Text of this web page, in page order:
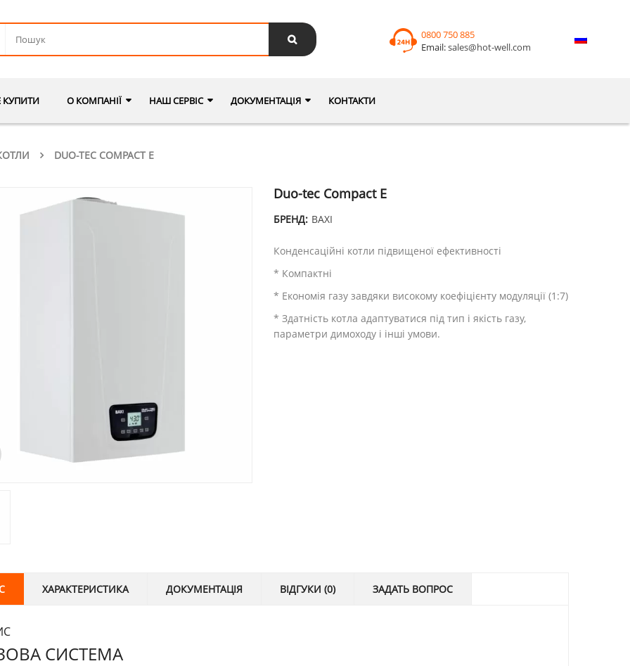
0800 750 885
Email:sales@hot-well.com
КУПИТИ О КОМПАНІЇ НАШ СЕРВІС ДОКУМЕНТАЦІЯ КОНТАКТИ
DUO-TEC COMPACT Е
Duo-tec Compact Е
БРЕНД: BAXI
Конденсаційні котли підвищеної ефективності
* Компактні
* Економія газу завдяки високому коефіцієнту модуляції (1:7)
* Здатність котла адаптуватися під тип і якість газу,
параметри димоходу і інші умови.
ХАРАКТЕРИСТИКА ДОКУМЕНТАЦІЯ ВІДГУКИ (0) ЗАДАТЬ ВОПРОС
СИСТЕМА